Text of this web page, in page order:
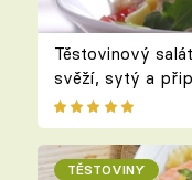
Těstovinový
svěží, sytý a
TĚSTOVINY